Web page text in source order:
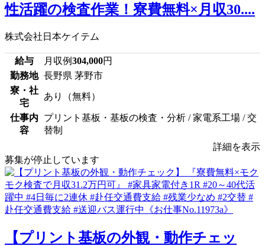
性活躍の検査作業！寮費無料×月収30....
株式会社日本ケイテム
給与 月収例304,000円
勤務地 長野県 茅野市
寮・社
宅
あり（無料）
仕事内
容
プリント基板・基板の検査・分析 / 家電系工場 / 交
替制
詳細を表示
募集が停止しています
【プリント基板の外観・動作チェッ